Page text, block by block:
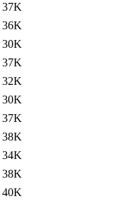
37K
36K
30K
37K
32K
30K
37K
38K
34K
38K
40K